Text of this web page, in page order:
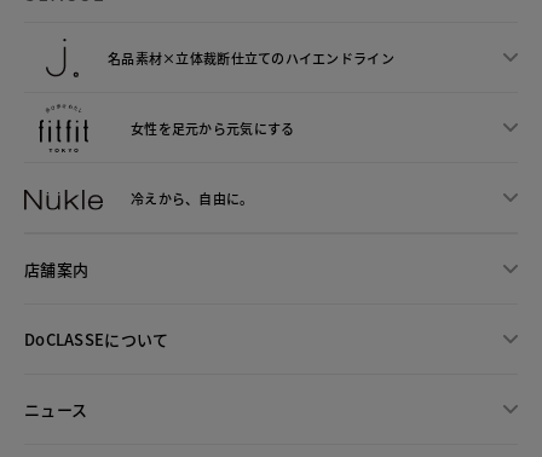
名品素材×立体裁断仕立てのハイエンドライン
女性を足元から元気にする
冷えから、 自由に。
店舗案内
DoCLASSEについて
ニュース